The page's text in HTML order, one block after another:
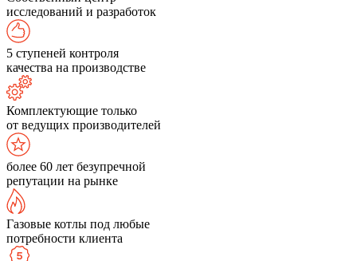
исследований и разработок
5 ступеней контроля
качества на производстве
Комплектующие только
от ведущих производителей
более 60 лет безупречной
репутации на рынке
Газовые котлы под любые
потребности клиента